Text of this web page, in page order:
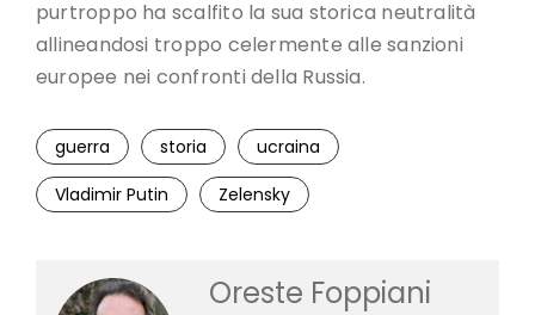
purtroppo ha scalfito la sua storica neutralità
allineandosi troppo celermente alle sanzioni
europee nei confronti della Russia.
guerra storia
ucraina
Vladimir Putin
Zelensky
Oreste Foppiani